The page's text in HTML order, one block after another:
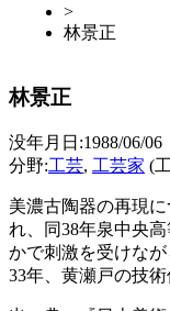
>
林景正
林景正
没年月日:1988/06/06
分野:工芸, 工芸家 (
美濃古陶器の再現
れ、同38年泉中央
かで刺激を受けな
33年、黄瀬戸の技